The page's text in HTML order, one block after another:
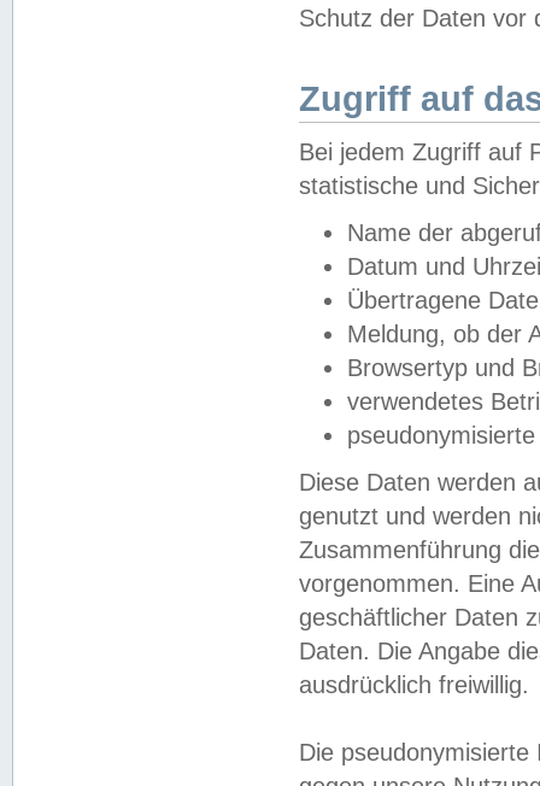
Schutz der Daten vor
Zugriff auf
Bei jedem Zugriff auf
statistische und
Name der
Datum und
Übertragene
Meldung, ob der
Browsertyp und
verwendetes
Diese Daten werden
genutzt und werden
Zusammenführung
vorgenommen. Eine
geschäftlicher Daten
Daten. Die Angabe
ausdrücklich freiwillig.
Die